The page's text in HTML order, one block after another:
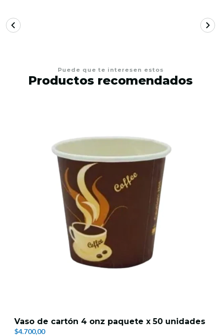
Puede que te interesen estos
Productos recomendados
Vaso de cartón 4 onz paquete x 50 unidades
$4.700,00